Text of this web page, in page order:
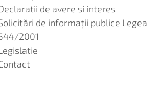
de avere si interes
de informații publice Legea
2001